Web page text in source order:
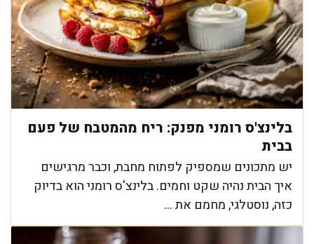
בלינצ'ס רומני מפנק: ריח מהמטבח של פעם
בבית
יש מתכונים שמספיק לפתוח מחבת, וכבר מרגישים
איך הבית נהיה שקט וחמים. בלינצ'ס רומני הוא בדיוק
כזה, נוסטלגי, מחמם את ...